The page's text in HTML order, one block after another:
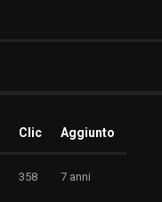
Clic Aggiunto
358 7 anni